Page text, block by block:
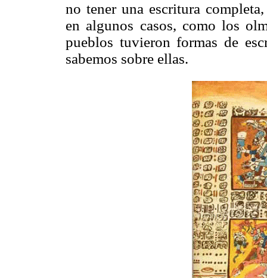
no tener una escritura
en algunos casos, como los
pueblos tuvieron formas de
sabemos sobre ellas.